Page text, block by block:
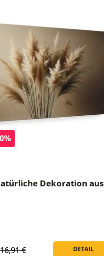
Dekoration aus
DETAIL
16,91 €